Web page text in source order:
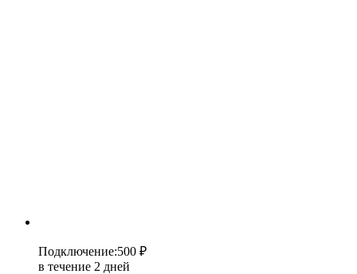
Подключение:500 ₽
в течение 2 дней